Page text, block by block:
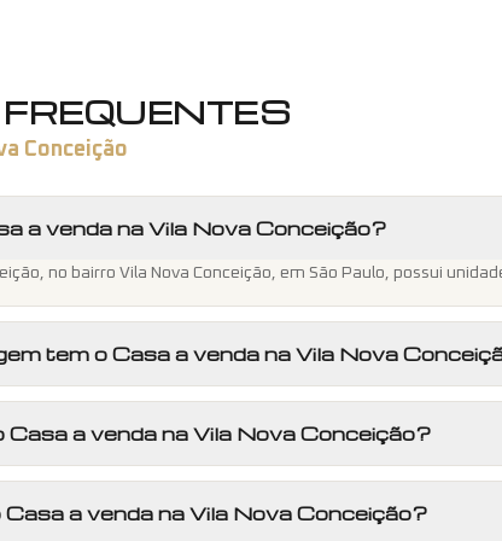
Conceição
a venda na Vila Nova Conceição?
no bairro Vila Nova Conceição, em São Paulo, possui
tem o Casa a venda na Vila Nova
Casa a venda na Vila Nova Conceição?
a venda na Vila Nova Conceição?